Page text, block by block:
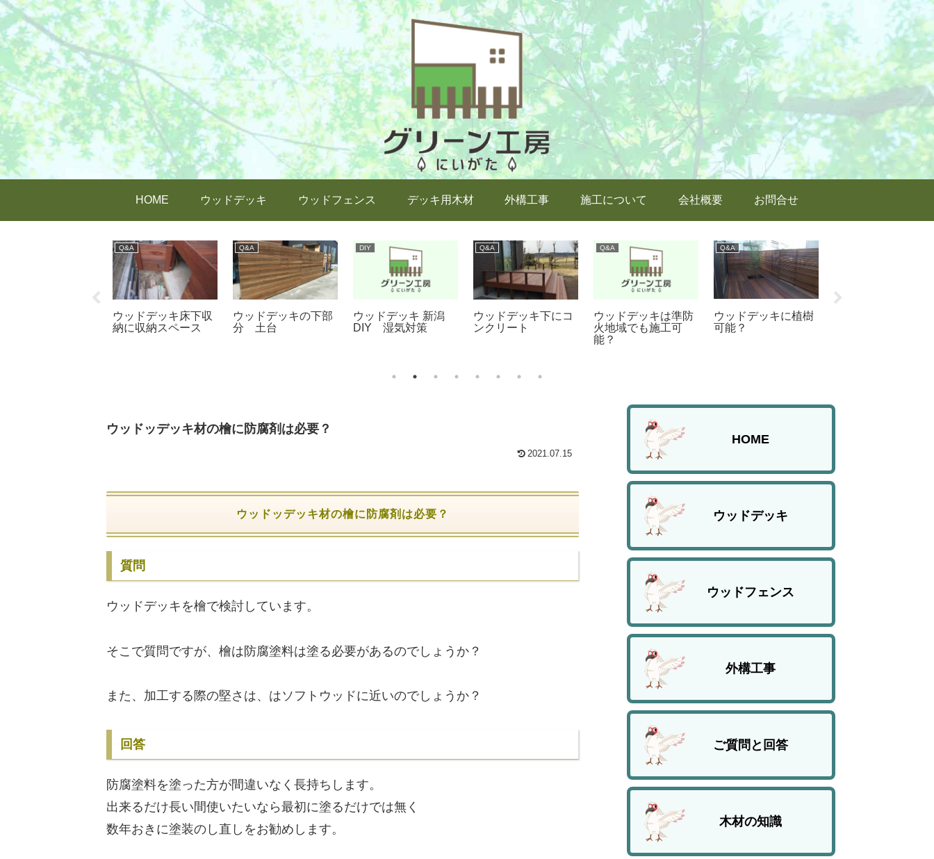
HOME ウッドデッキ ウッドフェンス デッキ用木材 外構工事 施工について 会社概要 お問合せ
Q&A
ウッドデッキ床下収
納に収納スペース
Q&A
ウッドデッキの下部
分 土台
DIY
ウッドデッキ 新潟
DIY 湿気対策
Q&A
ウッドデッキ下にコ
ンクリート
Q&A
ウッドデッキは準防
火地域でも施工可
能？
Q&A
ウッドデッキに植樹
可能？
ウッドッデッキ材の檜に防腐剤は必要？
2021.07.15
ウッドッデッキ材の檜に防腐剤は必要？
質問
ウッドデッキを檜で検討しています。
そこで質問ですが、檜は防腐塗料は塗る必要があるのでしょうか？
また、加工する際の堅さは、はソフトウッドに近いのでしょうか？
回答
防腐塗料を塗った方が間違いなく長持ちします。
出来るだけ長い間使いたいなら最初に塗るだけでは無く
数年おきに塗装のし直しをお勧めします。
HOME
ウッドデッキ
ウッドフェンス
外構工事
ご質問と回答
木材の知識